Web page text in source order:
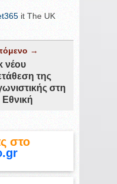
it The UK
→
νέου
της
στη
Εθνική
στο